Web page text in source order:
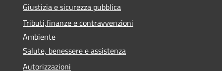
Giustizia e sicurezza pubblica
Tributi,finanze e contravvenzioni
Ambiente
Salute, benessere e assistenza
Autorizzazioni